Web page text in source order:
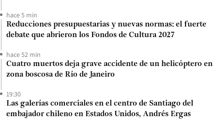
hace 5 min
Reducciones presupuestarias y nuevas normas: el fuerte
debate que abrieron los Fondos de Cultura 2027
hace 52 min
Cuatro muertos deja grave accidente de un helicóptero en
zona boscosa de Río de Janeiro
19:30
Las galerías comerciales en el centro de Santiago del
embajador chileno en Estados Unidos, Andrés Ergas